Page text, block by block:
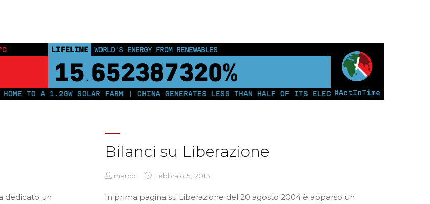
#ActInTime
LIFELINE WORLD'S ENERGY FROM RENEWABLES
15 . 652387325%
TO A 1.2GW SOLAR FARM | CHINA GENERATES LESS THAN HALF OF ITS ELECTRICITY FROM COAL
dedicato un
Bilanci su Liberazione
marco Febbraio 5, 2013
In prima pagina su Liberazione del 20 agosto 2004 è apparso un